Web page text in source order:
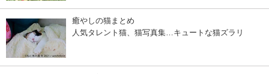
癒やしの猫まとめ
人気タレント猫、猫写真集…キュートな猫ズラリ